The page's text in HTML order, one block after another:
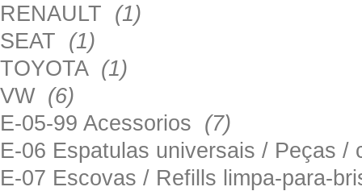
RENAULT (1)
SEAT (1)
TOYOTA (1)
VW (6)
E-05-99 Acessorios (7)
E-06 Espatulas universais / Peças
E-07 Escovas / Refills limpa-para-